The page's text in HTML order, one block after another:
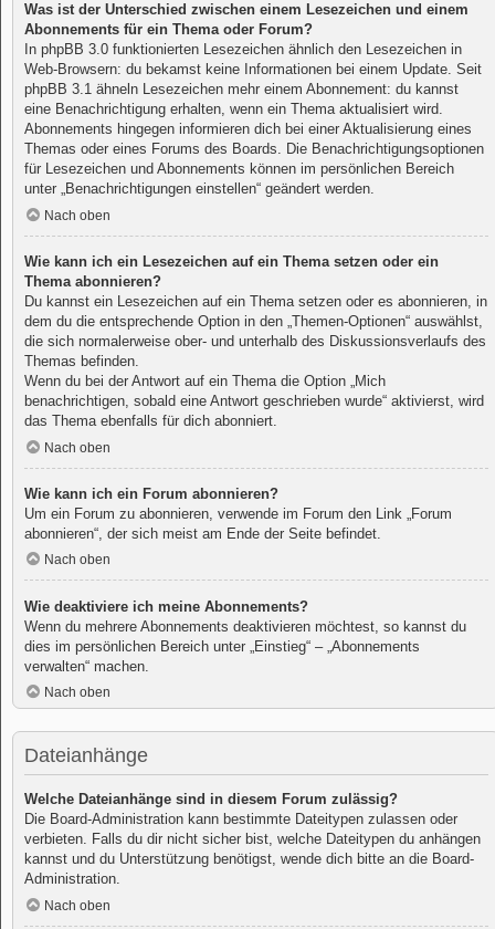
Was ist der Unterschied zwischen einem Lesezeichen und einem
Abonnements für ein Thema oder Forum?
In phpBB 3.0 funktionierten Lesezeichen ähnlich den Lesezeichen in
Web-Browsern: du bekamst keine Informationen bei einem Update. Seit
phpBB 3.1 ähneln Lesezeichen mehr einem Abonnement: du kannst
eine Benachrichtigung erhalten, wenn ein Thema aktualisiert wird.
Abonnements hingegen informieren dich bei einer Aktualisierung eines
Themas oder eines Forums des Boards. Die Benachrichtigungsoptionen
für Lesezeichen und Abonnements können im persönlichen Bereich
unter „Benachrichtigungen einstellen“ geändert werden.
Nach oben
Wie kann ich ein Lesezeichen auf ein Thema setzen oder ein
Thema abonnieren?
Du kannst ein Lesezeichen auf ein Thema setzen oder es abonnieren, in
dem du die entsprechende Option in den „Themen-Optionen“ auswählst,
die sich normalerweise ober- und unterhalb des Diskussionsverlaufs des
Themas befinden.
Wenn du bei der Antwort auf ein Thema die Option „Mich
benachrichtigen, sobald eine Antwort geschrieben wurde“ aktivierst, wird
das Thema ebenfalls für dich abonniert.
Nach oben
Wie kann ich ein Forum abonnieren?
Um ein Forum zu abonnieren, verwende im Forum den Link „Forum
abonnieren“, der sich meist am Ende der Seite befindet.
Nach oben
Wie deaktiviere ich meine Abonnements?
Wenn du mehrere Abonnements deaktivieren möchtest, so kannst du
dies im persönlichen Bereich unter „Einstieg“ – „Abonnements
verwalten“ machen.
Nach oben
Dateianhänge
Welche Dateianhänge sind in diesem Forum zulässig?
Die Board-Administration kann bestimmte Dateitypen zulassen oder
verbieten. Falls du dir nicht sicher bist, welche Dateitypen du anhängen
kannst und du Unterstützung benötigst, wende dich bitte an die Board-
Administration.
Nach oben